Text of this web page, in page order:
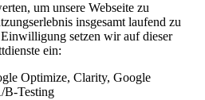
um unsere Webseite zu
insgesamt laufend zu
setzen wir auf dieser
ein:
Optimize, Clarity, Google
B-Testing